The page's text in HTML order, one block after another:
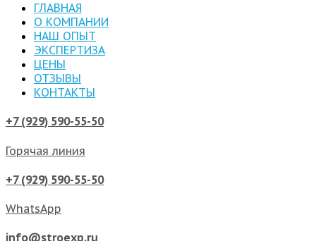
ГЛАВНАЯ
О КОМПАНИИ
НАШ ОПЫТ
ЭКСПЕРТИЗА
ЦЕНЫ
ОТЗЫВЫ
КОНТАКТЫ
+7 (929) 590-55-50
Горячая линия
+7 (929) 590-55-50
WhatsApp
info@stroexp.ru